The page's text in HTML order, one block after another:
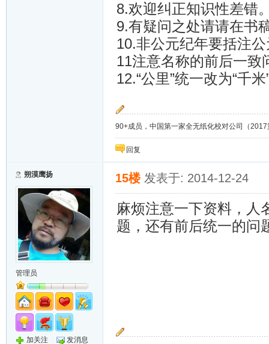
8.欢迎纠正知识性差错
9.有疑问之处请请在书
10.非公元纪年要括注公
11注意名称的前后一致
12.“公里”统一改为“千
90+成员，中国第一家全无纸化校对公司（
回复
朔漠鹰扬
管理员
加关注 发消息
15楼 发表于: 2014-12-24
麻烦注意一下资料，人
题，还有前后统一的问